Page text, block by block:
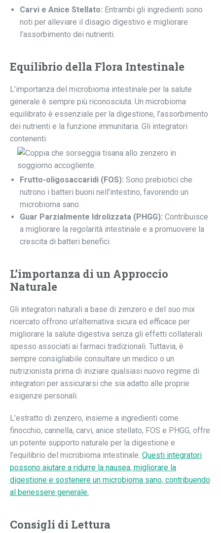
Carvi e Anice Stellato: Entrambi gli ingredienti sono
noti per alleviare il disagio digestivo e migliorare
l’assorbimento dei nutrienti.
Equilibrio della Flora Intestinale
L’importanza del microbioma intestinale per la salute
generale è sempre più riconosciuta. Un microbioma
equilibrato è essenziale per la digestione, l’assorbimento
dei nutrienti e la funzione immunitaria. Gli integratori
contenenti:
Frutto-oligosaccaridi (FOS): Sono prebiotici che
nutrono i batteri buoni nell’intestino, favorendo un
microbioma sano.
Guar Parzialmente Idrolizzata (PHGG): Contribuisce
a migliorare la regolarità intestinale e a promuovere la
crescita di batteri benefici.
L’importanza di un Approccio
Naturale
Gli integratori naturali a base di zenzero e del suo mix
ricercato offrono un’alternativa sicura ed efficace per
migliorare la salute digestiva senza gli effetti collaterali
spesso associati ai farmaci tradizionali. Tuttavia, è
sempre consigliabile consultare un medico o un
nutrizionista prima di iniziare qualsiasi nuovo regime di
integratori per assicurarsi che sia adatto alle proprie
esigenze personali.
L’estratto di zenzero, insieme a ingredienti come
finocchio, cannella, carvi, anice stellato, FOS e PHGG, offre
un potente supporto naturale per la digestione e
l’equilibrio del microbioma intestinale. Questi integratori
possono aiutare a ridurre la nausea, migliorare la
digestione e sostenere un microbioma sano, contribuendo
al benessere generale.
Consigli di Lettura